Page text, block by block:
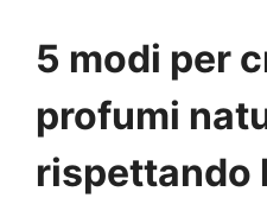
5 modi per
profumi
rispettando